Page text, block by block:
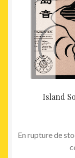
Island
En rupture de